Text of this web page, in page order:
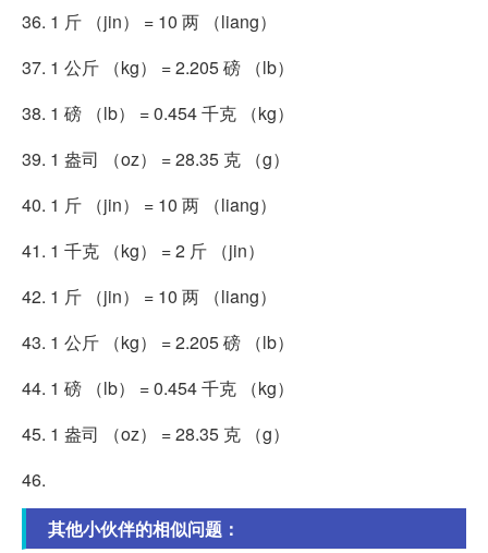
36. 1 斤 （jin） = 10 两 （liang）
37. 1 公斤 （kg） = 2.205 磅 （lb）
38. 1 磅 （lb） = 0.454 千克 （kg）
39. 1 盎司 （oz） = 28.35 克 （g）
40. 1 斤 （jin） = 10 两 （liang）
41. 1 千克 （kg） = 2 斤 （jin）
42. 1 斤 （jin） = 10 两 （liang）
43. 1 公斤 （kg） = 2.205 磅 （lb）
44. 1 磅 （lb） = 0.454 千克 （kg）
45. 1 盎司 （oz） = 28.35 克 （g）
46.
其他小伙伴的相似问题：